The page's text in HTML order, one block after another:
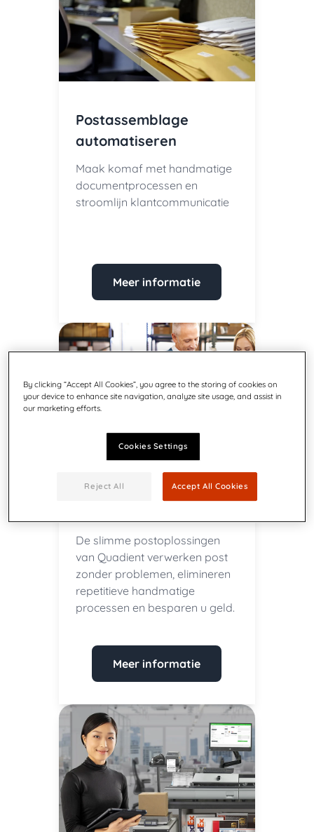
Postassemblage
automatiseren
Maak komaf met handmatige
documentprocessen en
stroomlijn klantcommunicatie
Meer informatie
Weeg, verzegel en
De slimme postoplossingen
van Quadient verwerken post
zonder problemen, elimineren
repetitieve handmatige
processen en besparen u geld.
Meer informatie
By clicking “Accept All Cookies”, you agree to the storing of cookies on
your device to enhance site navigation, analyze site usage, and assist in
our marketing efforts.
Cookies Settings
Reject All Accept All Cookies